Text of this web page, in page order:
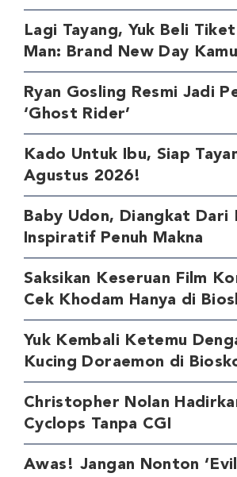
Lagi Tayang, Yuk Beli
Man: Brand New Day
Ryan Gosling Resmi Jadi
‘Ghost Rider’
Kado Untuk Ibu, Siap
Agustus 2026!
Baby Udon, Diangkat Dari
Inspiratif Penuh Makna
Saksikan Keseruan Film
Cek Khodam Hanya di
Yuk Kembali Ketemu
Kucing Doraemon di
Christopher Nolan
Cyclops Tanpa CGI
Awas! Jangan Nonton